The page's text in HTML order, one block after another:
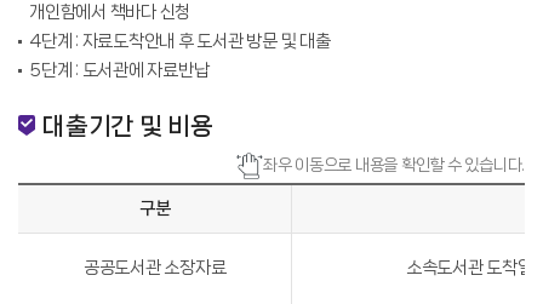
개인함에서 책바다 신청
4단계 : 자료도착안내 후 도서관 방문 및 대출
5단계 : 도서관에 자료반납
대출기간 및 비용
좌우 이동으로 내용을 확인할 수 있습니다.
구분
공공도서관 소장자료 소속도서관 도착일